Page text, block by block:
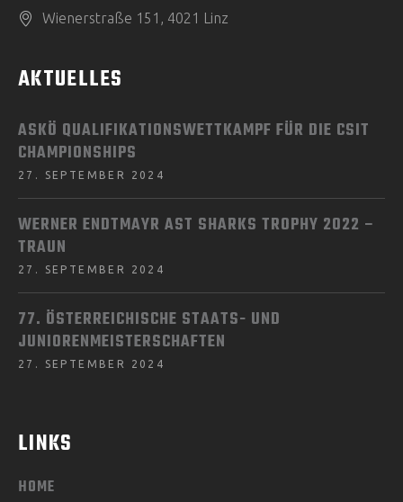
Wienerstraße 151, 4021 Linz
AKTUELLES
ASKÖ QUALIFIKATIONSWETTKAMPF FÜR DIE CSIT
CHAMPIONSHIPS
27. SEPTEMBER 2024
WERNER ENDTMAYR AST SHARKS TROPHY 2022 –
TRAUN
27. SEPTEMBER 2024
77. ÖSTERREICHISCHE STAATS- UND
JUNIORENMEISTERSCHAFTEN
27. SEPTEMBER 2024
LINKS
HOME